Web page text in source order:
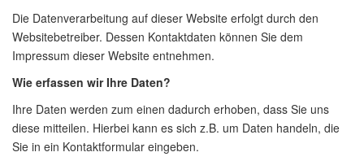
Die Datenverarbeitung auf dieser Website erfolgt durch den
Websitebetreiber. Dessen Kontaktdaten können Sie dem
Impressum dieser Website entnehmen.
Wie erfassen wir Ihre Daten?
Ihre Daten werden zum einen dadurch erhoben, dass Sie uns
diese mitteilen. Hierbei kann es sich z.B. um Daten handeln, die
Sie in ein Kontaktformular eingeben.